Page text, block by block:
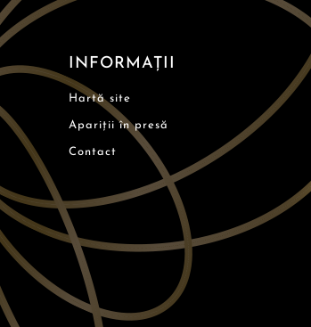
INFORMAȚII
Hartă site
Apariții în presă
Contact